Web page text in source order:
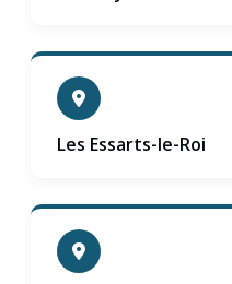
Les Essarts-le-Roi